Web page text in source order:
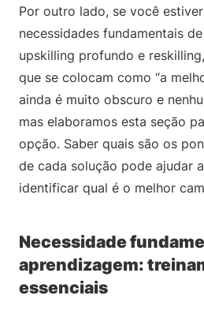
Por outro lado, se você
necessidades fundamentais
upskilling profundo e
que se colocam como “a
ainda é muito obscuro e
mas elaboramos esta seção
opção. Saber quais são os
de cada solução pode ajudar
identificar qual é o melhor
Necessidade
aprendizagem:
essenciais